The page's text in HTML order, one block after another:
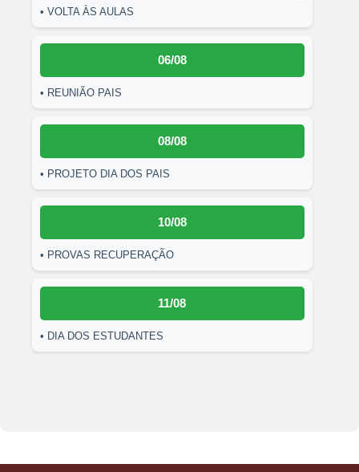
• VOLTA ÀS AULAS
06/08
• REUNIÃO PAIS
08/08
• PROJETO DIA DOS PAIS
10/08
• PROVAS RECUPERAÇÃO
11/08
• DIA DOS ESTUDANTES